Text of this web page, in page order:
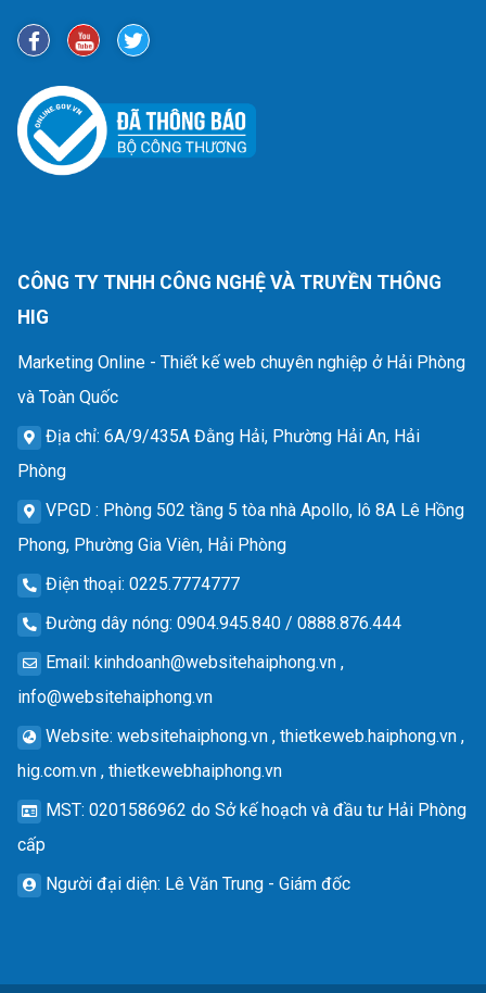
CÔNG TY TNHH CÔNG NGHỆ VÀ TRUYỀN THÔNG
HIG
Marketing Online - Thiết kế web chuyên nghiệp ở Hải Phòng
và Toàn Quốc
Địa chỉ: 6A/9/435A Đằng Hải, Phường Hải An, Hải
Phòng
VPGD : Phòng 502 tầng 5 tòa nhà Apollo, lô 8A Lê Hồng
Phong, Phường Gia Viên, Hải Phòng
Điện thoại: 0225.7774777
Đường dây nóng: 0904.945.840 / 0888.876.444
Email: kinhdoanh@websitehaiphong.vn ,
info@websitehaiphong.vn
Website: websitehaiphong.vn , thietkeweb.haiphong.vn ,
hig.com.vn , thietkewebhaiphong.vn
MST: 0201586962 do Sở kế hoạch và đầu tư Hải Phòng
cấp
Người đại diện: Lê Văn Trung - Giám đốc